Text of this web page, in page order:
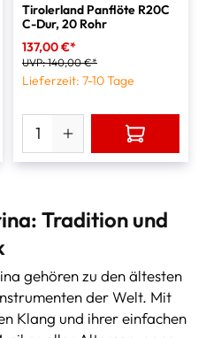
Tirolerland Panflöte R20C
C-Dur, 20 Rohr
137,00 €*
UVP:140,00 €*
Lieferzeit: 7-10 Tage
Tradition und
gehören zu den ältesten
der Welt. Mit
Klang und ihrer einfachen